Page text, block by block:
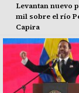
Levantan nuevo
mil sobre el río
Capira